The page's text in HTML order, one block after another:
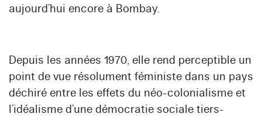
aujourd’hui encore à Bombay.
Depuis les années 1970, elle rend perceptible un
point de vue résolument féministe dans un pays
déchiré entre les effets du néo-colonialisme et
l’idéalisme d’une démocratie sociale tiers-